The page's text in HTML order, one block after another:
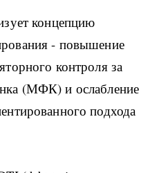
концепцию
- повышение
контроля за
(МФК) и ослабление
подхода